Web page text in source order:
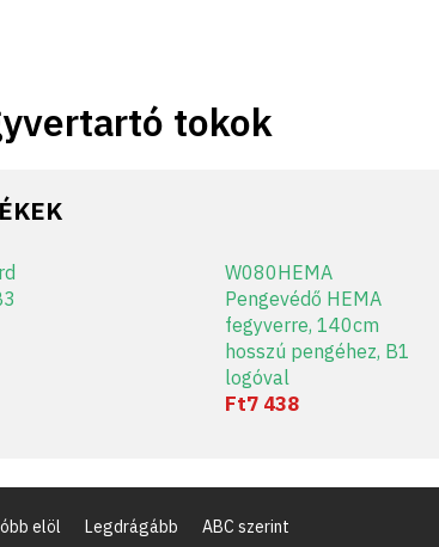
tokok
W080HEMA
Pengevédő HEMA
fegyverre, 140cm
hosszú pengéhez, B1
logóval
Ft7 438
elöl Legdrágább ABC szerint